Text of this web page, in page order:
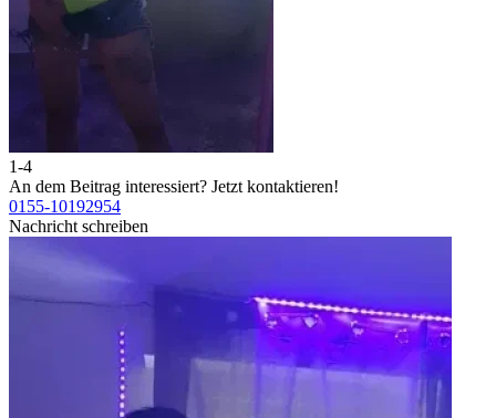
1-4
An dem Beitrag interessiert? Jetzt kontaktieren!
0155-10192954
Nachricht schreiben